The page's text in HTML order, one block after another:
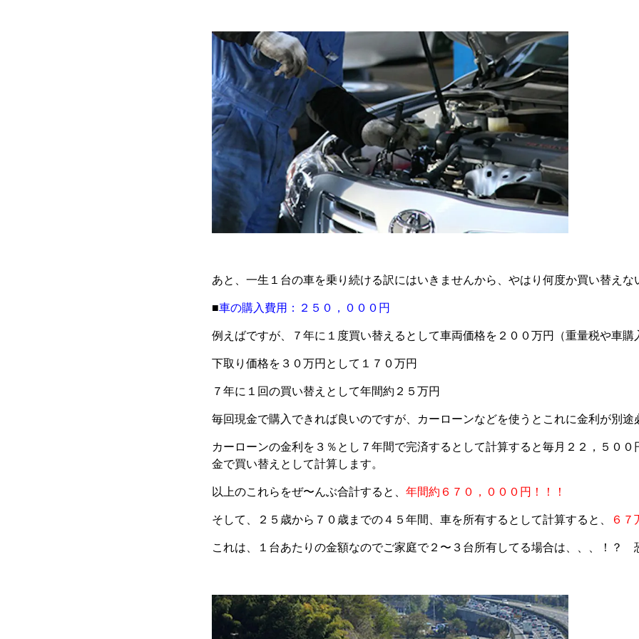
あと、一生１台の車を乗り続ける訳にはいきませんから、やはり何度か買い替えな
■車の購入費用：２５０，０００円
例えばですが、７年に１度買い替えるとして車両価格を２００万円（重量税や車購
下取り価格を３０万円として１７０万円
７年に１回の買い替えとして年間約２５万円
毎回現金で購入できれば良いのですが、カーローンなどを使うとこれに金利が別途
カーローンの金利を３％とし７年間で完済するとして計算すると毎月２２，５０
金で買い替えとして計算します。
以上のこれらをぜ〜んぶ合計すると、 年間約６７０，０００円！！！
そして、２５歳から７０歳までの４５年間、車を所有するとして計算すると、 ６７
これは、１台あたりの金額なのでご家庭で２〜３台所有してる場合は、、、！？